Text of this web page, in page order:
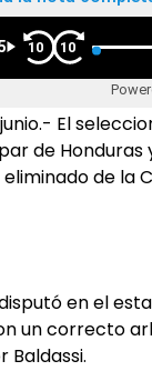
10 10
El
de Honduras
de la
en el
un correcto
Baldassi.